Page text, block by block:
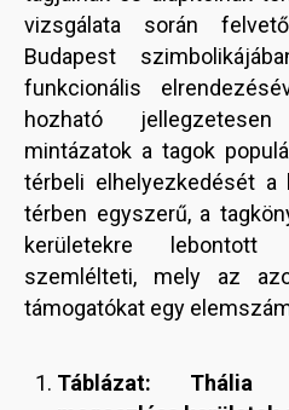
vizsgálata során
Budapest
funkcionális
hozható
mintázatok a tagok
térbeli elhelyezkedését a
térben egyszerű, a
kerületekre lebontott
szemlélteti, mely az
támogatókat egy
Táblázat: Thália